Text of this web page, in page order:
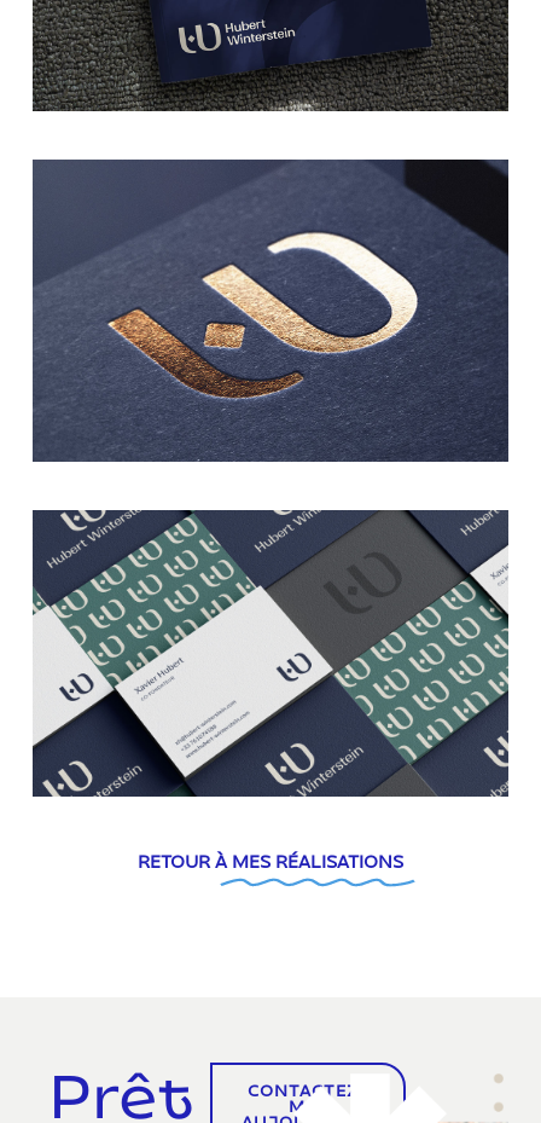
RETOUR À MES RÉALISATIONS
Prêt CONTACTEZ-
MOI